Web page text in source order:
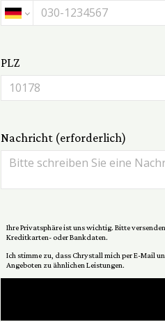
PLZ
Nachricht (erforderlich)
Ihre Privatsphäre ist uns wichtig. Bitte
Kreditkarten- oder Bankdaten.
Ich stimme zu, dass Chrystall mich per E-Mail
Angeboten zu ähnlichen Leistungen.